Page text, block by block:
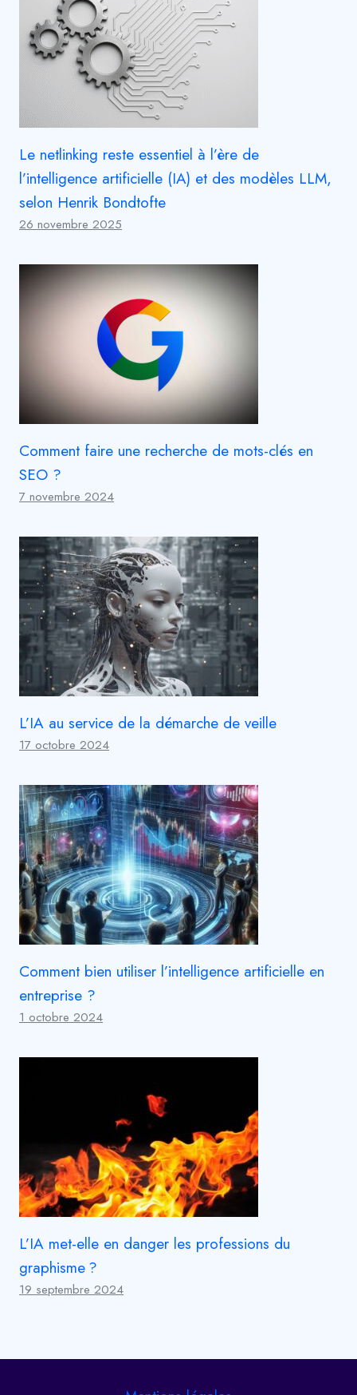
Le netlinking reste essentiel à l’ère de
l’intelligence artificielle (IA) et des modèles LLM,
selon Henrik Bondtofte
26 novembre 2025
Comment faire une recherche de mots-clés en
SEO ?
7 novembre 2024
L’IA au service de la démarche de veille
17 octobre 2024
Comment bien utiliser l’intelligence artificielle en
entreprise ?
1 octobre 2024
L’IA met-elle en danger les professions du
graphisme ?
19 septembre 2024